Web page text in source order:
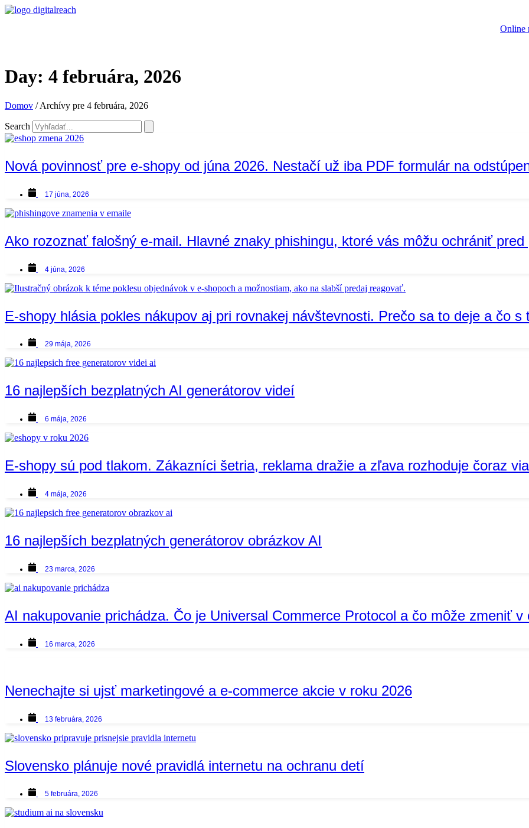
Online
Day: 4 februára, 2026
Domov /Archívy pre 4 februára, 2026
Search
Nová povinnosť pre e-shopy od júna 2026. Nestačí už iba PDF formulár na
17 júna, 2026
Ako rozoznať falošný e-mail. Hlavné znaky phishingu, ktoré vás môžu ochrániť pred
4 júna, 2026
E-shopy hlásia pokles nákupov aj pri rovnakej návštevnosti. Prečo sa to deje a čo s
29 mája, 2026
16 najlepších bezplatných AI generátorov videí
6 mája, 2026
E-shopy sú pod tlakom. Zákazníci šetria, reklama dražie a zľava rozhoduje čoraz
4 mája, 2026
16 najlepších bezplatných generátorov obrázkov AI
23 marca, 2026
AI nakupovanie prichádza. Čo je Universal Commerce Protocol a čo môže zmeniť v
16 marca, 2026
Nenechajte si ujsť marketingové a e-commerce akcie v roku 2026
13 februára, 2026
Slovensko plánuje nové pravidlá internetu na ochranu detí
5 februára, 2026